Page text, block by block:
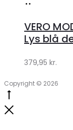
VERO
Lys blå
379,95 kr.
Copyright © 2026